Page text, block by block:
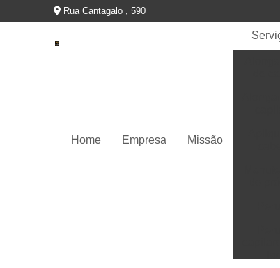
Rua Cantagalo , 590
Home Empresa Missão